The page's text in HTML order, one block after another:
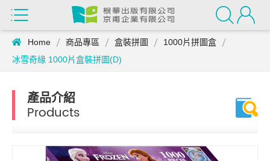
Home 商品專區 盒裝拼圖
1000片拼圖盒
冰雪奇緣 1000片盒裝拼圖(D)
產品介紹
Products